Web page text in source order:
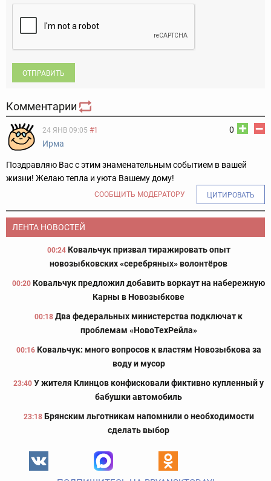
ОТПРАВИТЬ
Комментарии
0
24 ЯНВ 09:05 #1
Ирма
Поздравляю Вас с этим знаменательным событием в вашей
жизни! Желаю тепла и уюта Вашему дому!
СООБЩИТЬ МОДЕРАТОРУ ЦИТИРОВАТЬ
ЛЕНТА НОВОСТЕЙ
00:24 Ковальчук призвал тиражировать опыт
новозыбковских «серебряных» волонтёров
00:20 Ковальчук предложил добавить воркаут на набережную
Карны в Новозыбкове
00:18 Два федеральных министерства подключат к
проблемам «НовоТехРейла»
00:16 Ковальчук: много вопросов к властям Новозыбкова за
воду и мусор
23:40 У жителя Клинцов конфисковали фиктивно купленный у
бабушки автомобиль
23:18 Брянским льготникам напомнили о необходимости
сделать выбор